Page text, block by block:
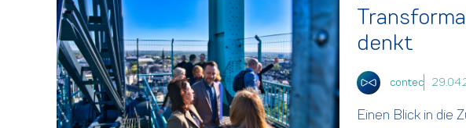
denkt
contec
Einen Blick in die